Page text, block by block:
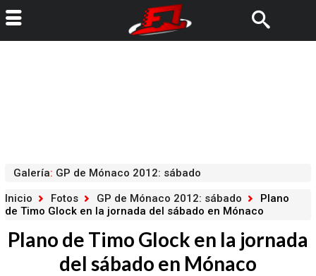
Galería: GP de Mónaco 2012: sábado
Inicio
Fotos GP de Mónaco 2012: sábado
Plano
de Timo Glock en la jornada del sábado en Mónaco
Plano de Timo Glock en la jornada
del sábado en Mónaco